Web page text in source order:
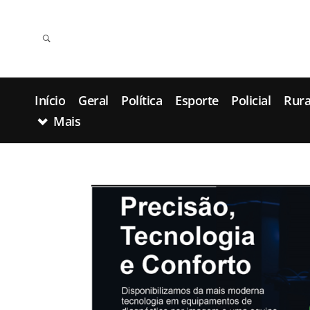
Início Geral Política Esporte Policial
Mais